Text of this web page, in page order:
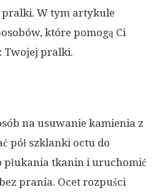
W tym artykule
które pomogą Ci
Twojej pralki.
na usuwanie kamienia z
pół szklanki octu do
płukania tkanin i uruchomić
prania. Ocet rozpuści